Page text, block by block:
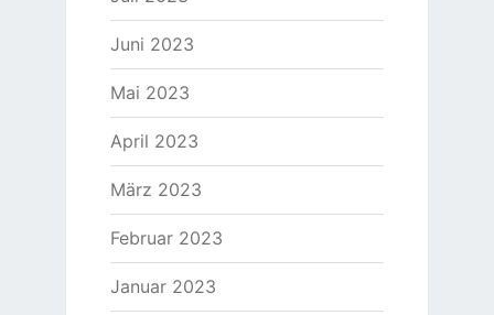
Juni 2023
Mai 2023
April 2023
März 2023
Februar 2023
Januar 2023